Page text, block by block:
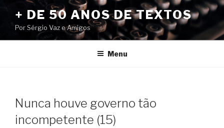
conteúdo
+ DE 50 ANOS DE TEXTOS
Por Sérgio Vaz e Amigos
Menu
Nunca houve governo tão
incompetente (15)